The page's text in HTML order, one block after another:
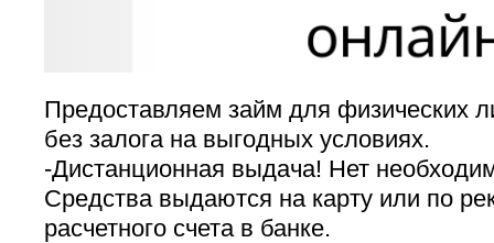
Предоставляем займ для физических
без залога на выгодных условиях.
-Дистанционная выдача! Нет
Средства выдаются на карту или по
расчетного счета в банке.